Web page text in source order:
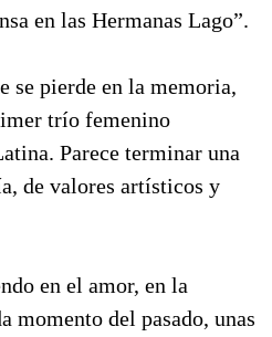
en las Hermanas Lago”.
se pierde en la memoria,
trío femenino
Parece terminar una
de valores artísticos y
en el amor, en la
momento del pasado, unas